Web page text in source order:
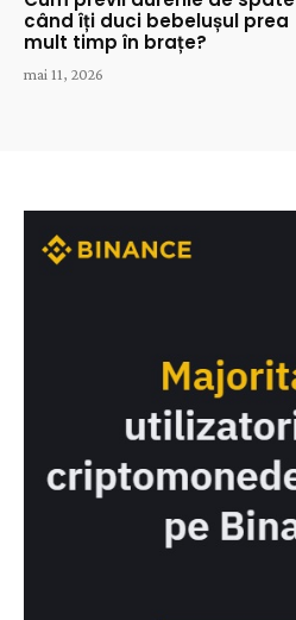
când îți duci bebelușul prea
mult timp în brațe?
mai 11, 2026